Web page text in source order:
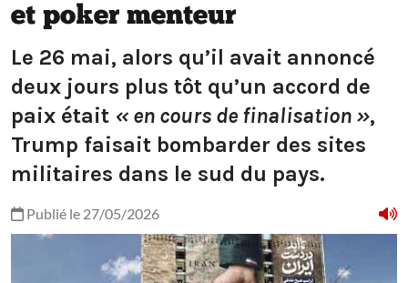
et poker menteur
Le 26 mai, alors qu’il avait annoncé
deux jours plus tôt qu’un accord de
paix était « en cours de finalisation »,
Trump faisait bombarder des sites
militaires dans le sud du pays.
Publié le 27/05/2026